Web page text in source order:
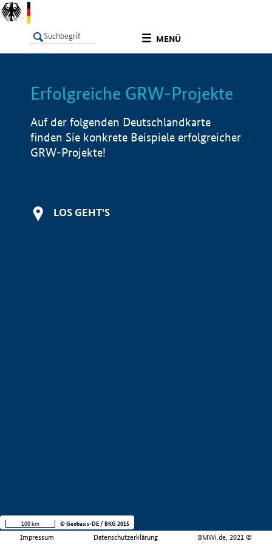
MENÜ
LISTE Info
Erfolgreiche GRW-Projekte
Auf der folgenden Deutschlandkarte
finden Sie konkrete Beispiele erfolgreicher
GRW-Projekte!
LOS GEHT'S
Impressum Datenschutzerklärung BMWi.de, 2021 ©
100 km © Geobasis-DE / BKG 2015